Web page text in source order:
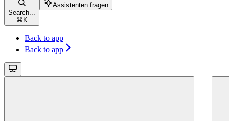
Search...
⌘ K
Assistenten fragen
Back to app
Back to app